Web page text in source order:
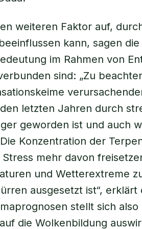
weiteren Faktor auf,
kann, sagen
im Rahmen von
sind: „Zu
letzten Jahren durch
geworden ist und auch
Konzentration der
mehr davon
und Wetterextreme
ausgesetzt ist“, erklärt
stellt sich also
die Wolkenbildung